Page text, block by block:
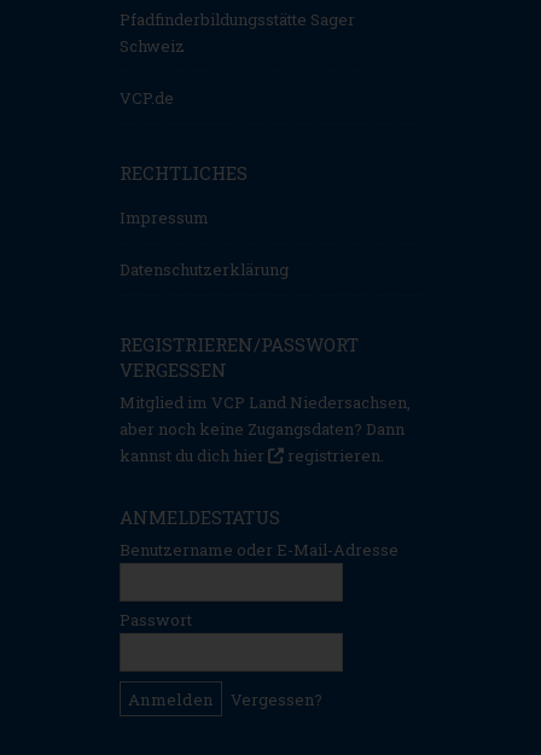
Pfadfinderbildungsstätte Sager
Schweiz
VCP.de
RECHTLICHES
Impressum
Datenschutzerklärung
REGISTRIEREN/PASSWORT
VERGESSEN
Mitglied im VCP Land Niedersachsen,
aber noch keine Zugangsdaten? Dann
kannst du dich hier
registrieren.
ANMELDESTATUS
Benutzername oder E-Mail-Adresse
Passwort
Vergessen?